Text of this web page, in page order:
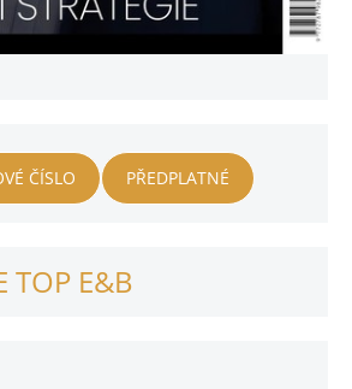
ČÍSLO PŘEDPLATNÉ
TOP E&B